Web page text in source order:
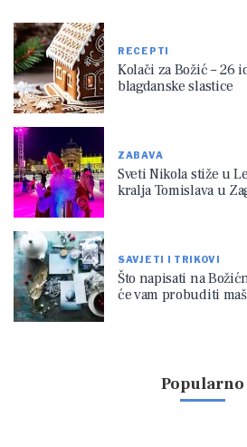
RECEPTI
Kolači za Božić – 26
blagdanske slastice
ZABAVA
Sveti Nikola stiže u
kralja Tomislava u
SAVJETI I TRIKOVI
Što napisati na
će vam probuditi
Popularno